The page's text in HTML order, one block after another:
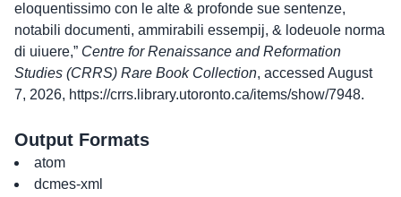
eloquentissimo con le alte & profonde sue sentenze,
notabili documenti, ammirabili essempij, & lodeuole norma
di uiuere,” Centre for Renaissance and Reformation
Studies (CRRS) Rare Book Collection, accessed August
7, 2026, https://crrs.library.utoronto.ca/items/show/7948.
Output Formats
atom
dcmes-xml